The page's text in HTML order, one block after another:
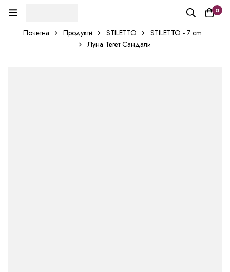
0
Почетна Продукти STILETTO
STILETTO - 7 cm
Луна Тегет Сандали